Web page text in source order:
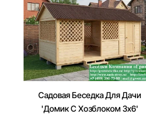
Садовая Беседка Для Дачи
'Домик С Хозблоком 3х6'